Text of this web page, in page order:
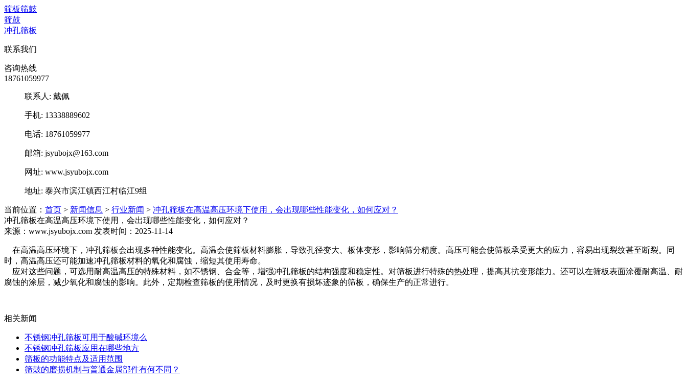
筛板筛鼓
筛鼓
冲孔筛板
联系我们
咨询热线
18761059977
联系人: 戴佩
手机: 13338889602
电话: 18761059977
邮箱: jsyubojx@163.com
网址: www.jsyubojx.com
地址: 泰兴市滨江镇西江村临江9组
当前位置： 首页 > 新闻信息 > 行业新闻 > 冲孔筛板在高温高压环境下使用，会出现哪些性能变化，如何应对？
冲孔筛板在高温高压环境下使用，会出现哪些性能变化，如何应对？
来源：www.jsyubojx.com 发表时间：2025-11-14
在高温高压环境下，冲孔筛板会出现多种性能变化。高温会使筛板材料膨胀，导致孔径变大、板体变形，影响筛分精度。高压可能会使筛板承受更大的应力，容易出现裂纹甚至断裂。同
时，高温高压还可能加速冲孔筛板材料的氧化和腐蚀，缩短其使用寿命。
应对这些问题，可选用耐高温高压的特殊材料，如不锈钢、合金等，增强冲孔筛板的结构强度和稳定性。对筛板进行特殊的热处理，提高其抗变形能力。还可以在筛板表面涂覆耐高温、耐
腐蚀的涂层，减少氧化和腐蚀的影响。此外，定期检查筛板的使用情况，及时更换有损坏迹象的筛板，确保生产的正常进行。
相关新闻
不锈钢冲孔筛板可用于酸碱环境么
不锈钢冲孔筛板应用在哪些地方
筛板的功能特点及适用范围
筛鼓的磨损机制与普通金属部件有何不同？